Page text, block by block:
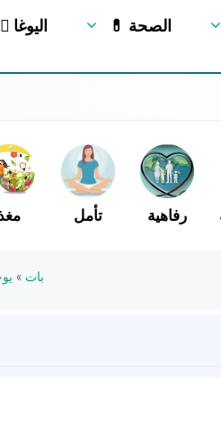
🧘🏻‍♂️ اليوغا 💊 الصحة
تأمل رفاهية
بات »